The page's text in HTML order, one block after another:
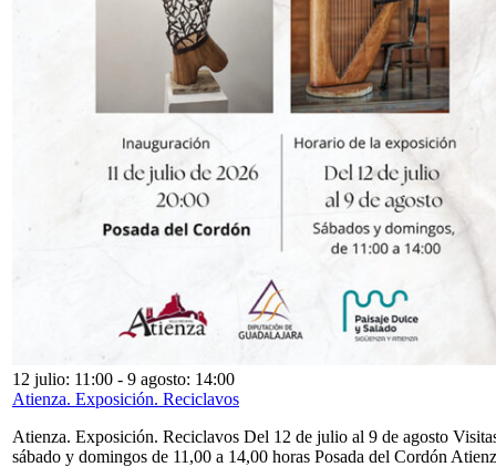
12 julio: 11:00 - 9 agosto: 14:00
Atienza. Exposición. Reciclavos
Atienza. Exposición. Reciclavos Del 12 de julio al 9 de agosto
sábado y domingos de 11,00 a 14,00 horas Posada del Cordón